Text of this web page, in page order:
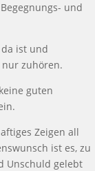
und
ist und
zuhören.
guten
Zeigen all
ist es, zu
Unschuld gelebt